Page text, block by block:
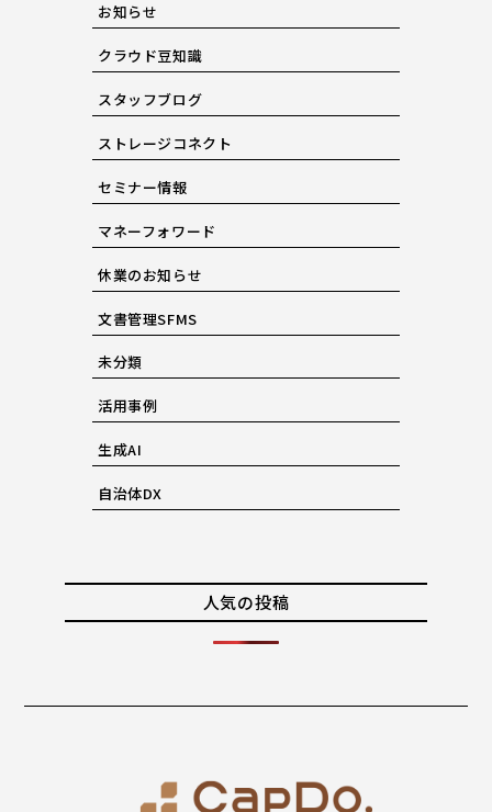
お知らせ
クラウド豆知識
スタッフブログ
ストレージコネクト
セミナー情報
マネーフォワード
休業のお知らせ
文書管理SFMS
未分類
活用事例
生成AI
自治体DX
人気の投稿